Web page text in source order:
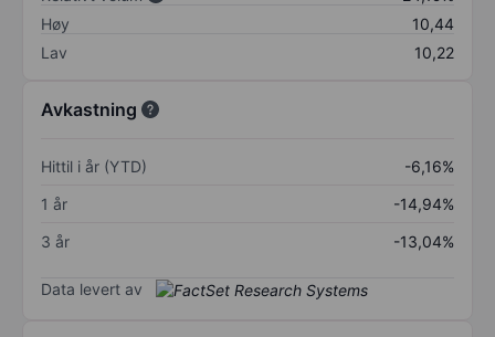
Høy
10,44
Lav
10,22
Avkastning
Hittil i år (YTD)
-6,16%
1 år
-14,94%
3 år
-13,04%
Data levert av